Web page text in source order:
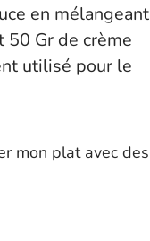
en mélangeant
50 Gr de crème
utilisé pour le
mon plat avec des